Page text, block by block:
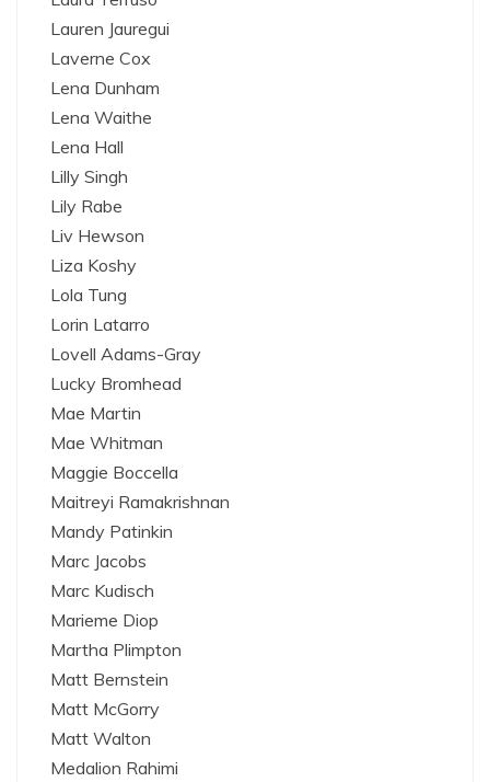
Lauren Jauregui
Laverne Cox
Lena Dunham
Lena Waithe
Lena Hall
Lilly Singh
Lily Rabe
Liv Hewson
Liza Koshy
Lola Tung
Lorin Latarro
Lovell Adams-Gray
Lucky Bromhead
Mae Martin
Mae Whitman
Maggie Boccella
Maitreyi Ramakrishnan
Mandy Patinkin
Marc Jacobs
Marc Kudisch
Marieme Diop
Martha Plimpton
Matt Bernstein
Matt McGorry
Matt Walton
Medalion Rahimi